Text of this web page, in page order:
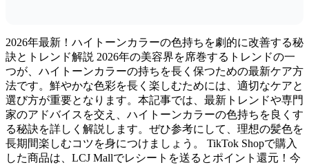
2026年最新！ハイトーンカラーの色持ちを劇的に改善する秘
訣とトレンド解説 2026年の美容界を席巻するトレンドの一
つが、ハイトーンカラーの持ちを長く保つための最新ケア方
法です。鮮やかな色彩を長く楽しむためには、適切なケアと
選び方が重要となります。本記事では、最新トレンドや専門
家のアドバイスを交え、ハイトーンカラーの色持ちを良くす
る秘訣を詳しく解説します。ぜひ参考にして、理想の髪色を
長期間楽しむコツを身につけましょう。 TikTok Shopで購入
した商品は、LCJ Mallでレシートを送るとポイント還元！今